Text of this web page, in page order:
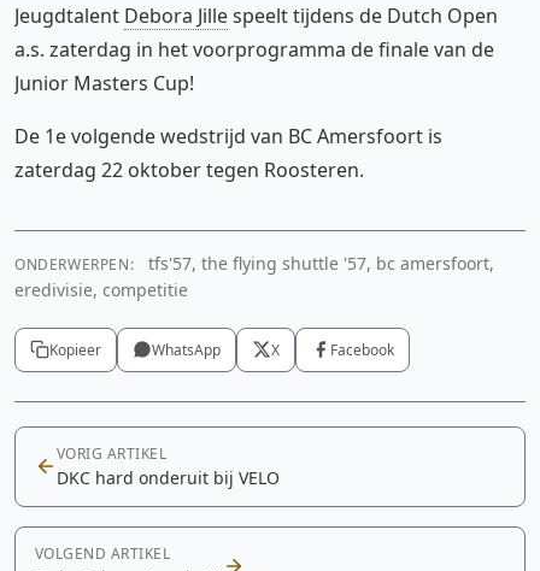
Jeugdtalent Debora Jillespeelt tijdens de Dutch Open
a.s. zaterdag in het voorprogramma de finale van de
Junior Masters Cup!
De 1e volgende wedstrijd van BC Amersfoort is
zaterdag 22 oktober tegen Roosteren.
ONDERWERPEN:
tfs'57, the flying shuttle '57, bc amersfoort,
eredivisie, competitie
Kopieer WhatsApp X Facebook
VORIG ARTIKEL
DKC hard onderuit bij VELO
VOLGEND ARTIKEL